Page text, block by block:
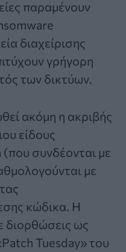
παραμένουν
διαχείρισης
γρήγορη
των δικτύων.
ακόμη η ακριβής
είδους
συνδέονται με
με
κώδικα. Η
ως
Tuesday» του